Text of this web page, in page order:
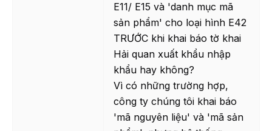
E11/ E15 và 'danh mục mã
sản phẩm' cho loại hình E42
TRƯỚC khi khai báo tờ khai
Hải quan xuất khẩu nhập
khẩu hay không?
Vì có những trường hợp,
công ty chúng tôi khai báo
'mã nguyên liệu' và 'mã sản